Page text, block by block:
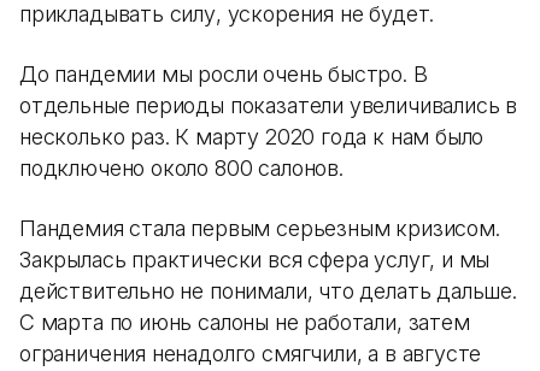
прикладывать силу, ускорения не будет.
До пандемии мы росли очень быстро. В
отдельные периоды показатели увеличивались в
несколько раз. К марту 2020 года к нам было
подключено около 800 салонов.
Пандемия стала первым серьезным кризисом.
Закрылась практически вся сфера услуг, и мы
действительно не понимали, что делать дальше.
С марта по июнь салоны не работали, затем
ограничения ненадолго смягчили, а в августе